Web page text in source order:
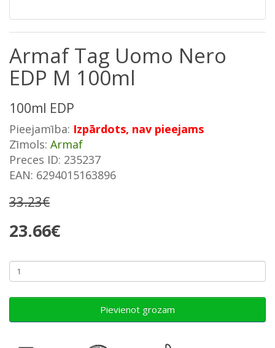
Armaf Tag Uomo Nero
EDP M 100ml
100ml EDP
Pieejamība: Izpārdots, nav pieejams
Zīmols: Armaf
Preces ID: 235237
EAN: 6294015163896
33.23€
23.66€
Pievienot grozam